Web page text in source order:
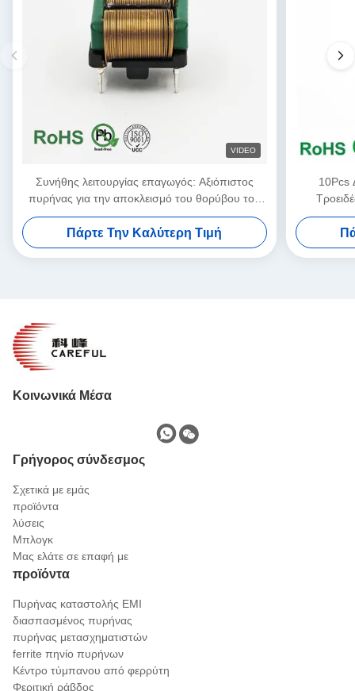
VIDEO
Συνήθης λειτουργίας επαγωγός: Αξιόπιστος
πυρήνας για την αποκλεισμό του θορύβου του
κυκλώματος κοινής λειτουργίας15.5*17
Πάρτε Την Καλύτερη Τιμή
10Pcs
κορεσμό
Κοινωνικά Μέσα
Γρήγορος σύνδεσμος
Σχετικά με εμάς
προϊόντα
λύσεις
Μπλογκ
Μας ελάτε σε επαφή με
προϊόντα
Πυρήνας καταστολής EMI
διασπασμένος πυρήνας
πυρήνας μετασχηματιστών
ferrite πηνίο πυρήνων
Κέντρο τύμπανου από φερρύτη
Φεριτική ράβδος